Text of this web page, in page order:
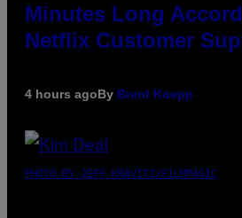
Minutes Long
Netflix Customer
4 hours agoBy Brent Koepp
PHOTO BY JEFF KRAVITZ/FILMMAGIC